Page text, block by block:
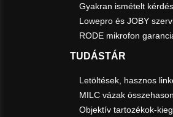
Gyakran ismételt
Lowepro és JOBY
RODE mikrofon
TUDÁSTÁR
Letöltések, hasznos
MILC vázak
Objektív tartozékok-